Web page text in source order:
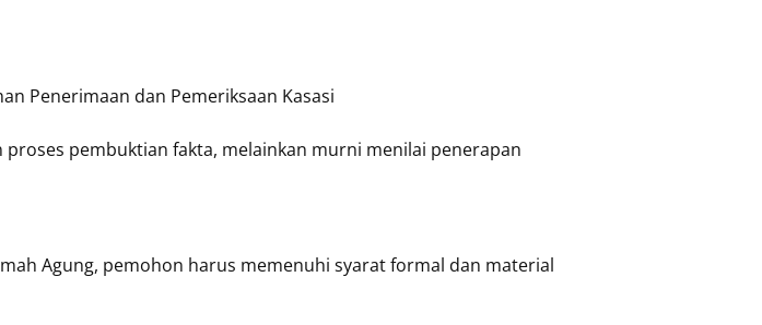
Penerimaan dan Pemeriksaan Kasasi
pembuktian fakta, melainkan murni menilai penerapan
Agung, pemohon harus memenuhi syarat formal dan material